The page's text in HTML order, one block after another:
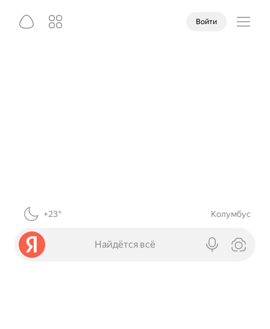
Войти
+23° Колумбус
Найдётся всё